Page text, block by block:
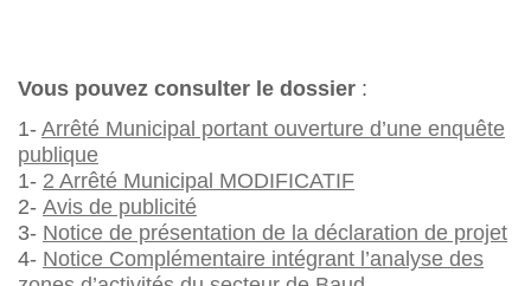
Vous pouvez consulter le dossier :
1- Arrêté Municipal portant ouverture d’une enquête
publique
1- 2 Arrêté Municipal MODIFICATIF
2- Avis de publicité
3- Notice de présentation de la déclaration de projet
4- Notice Complémentaire intégrant l’analyse des